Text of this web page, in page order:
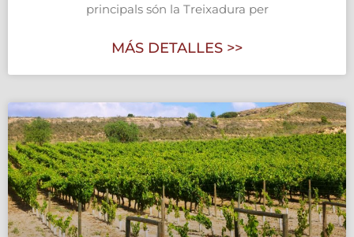
principals són la Treixadura per
MÁS DETALLES >>